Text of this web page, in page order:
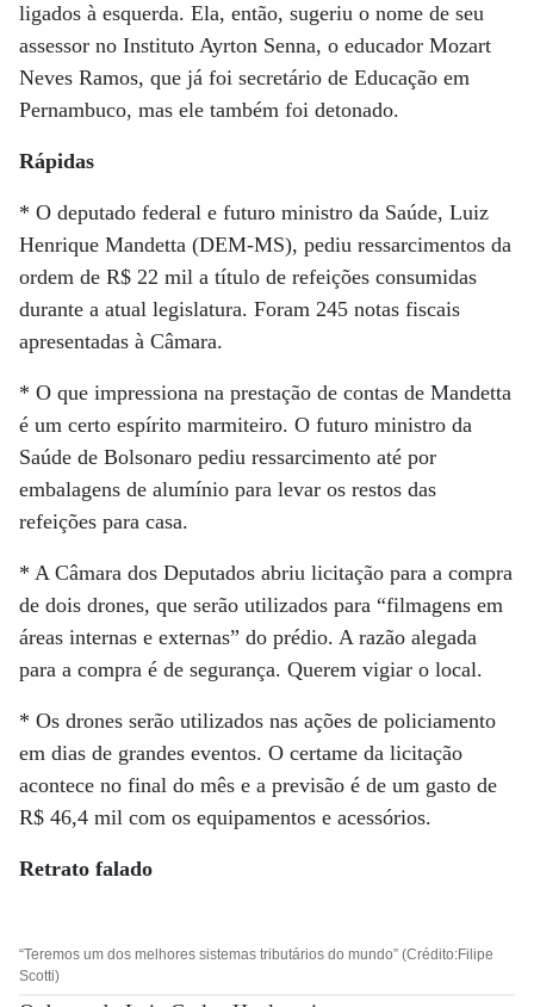
ligados à esquerda. Ela, então, sugeriu o nome de seu
assessor no Instituto Ayrton Senna, o educador Mozart
Neves Ramos, que já foi secretário de Educação em
Pernambuco, mas ele também foi detonado.
Rápidas
* O deputado federal e futuro ministro da Saúde, Luiz
Henrique Mandetta (DEM-MS), pediu ressarcimentos da
ordem de R$ 22 mil a título de refeições consumidas
durante a atual legislatura. Foram 245 notas fiscais
apresentadas à Câmara.
* O que impressiona na prestação de contas de Mandetta
é um certo espírito marmiteiro. O futuro ministro da
Saúde de Bolsonaro pediu ressarcimento até por
embalagens de alumínio para levar os restos das
refeições para casa.
* A Câmara dos Deputados abriu licitação para a compra
de dois drones, que serão utilizados para “filmagens em
áreas internas e externas” do prédio. A razão alegada
para a compra é de segurança. Querem vigiar o local.
* Os drones serão utilizados nas ações de policiamento
em dias de grandes eventos. O certame da licitação
acontece no final do mês e a previsão é de um gasto de
R$ 46,4 mil com os equipamentos e acessórios.
Retrato falado
“Teremos um dos melhores sistemas tributários do mundo” (Crédito:Filipe
Scotti)